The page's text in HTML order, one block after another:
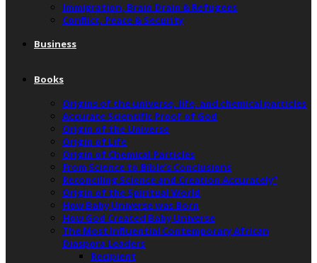
Immigration, Brain Drain & Refugees
Conflict, Peace & Security
Business
Books
Origins of the universe, life, and chemical particles
Accurate Scientific Proof of God
Origin of the Universe
Origin of Life
Origin of Chemical Particles
From Science to Bible’s Conclusions
Reconciling Science and Creation Accurately”
Origin of the Spiritual World
How Baby Universe was Born
How God Created Baby Universe
The Most Influential Contemporary African
Diaspora Leaders
Recipient